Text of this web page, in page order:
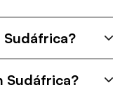
Sudáfrica?
Sudáfrica?